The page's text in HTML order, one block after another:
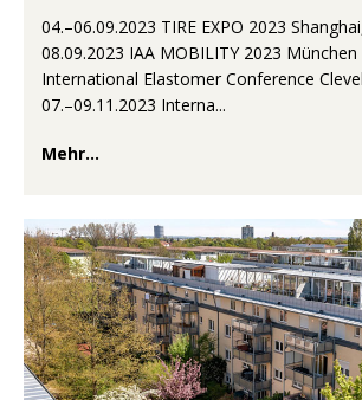
04.–06.09.2023 TIRE EXPO 2023
08.09.2023 IAA MOBILITY 2023 München
International Elastomer Conference
07.–09.11.2023 Interna...
Mehr...